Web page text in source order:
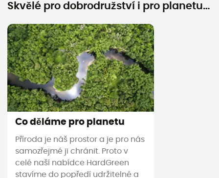
Skvělé pro dobrodružství i pro planetu…
Co děláme pro planetu
Příroda je náš prostor a je pro nás
samozřejmé ji chránit. Proto v
celé naší nabídce HardGreen
stavíme do popředí udržitelné a